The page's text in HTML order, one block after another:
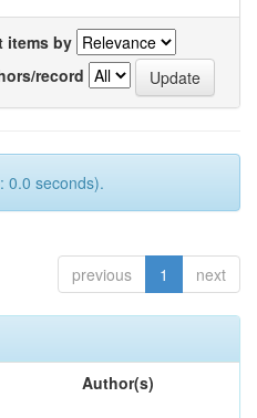
items by
record
0.0 seconds).
previous 1 next
Author(s)